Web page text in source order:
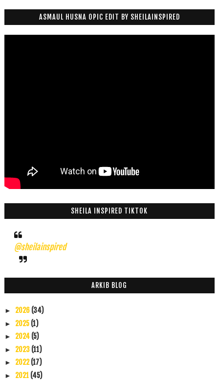
ASMAUL HUSNA OPIC EDIT BY SHEILAINSPIRED
SHEILA INSPIRED TIKTOK
@sheilainspired
ARKIB BLOG
► 2026 (34)
► 2025 (1)
► 2024 (5)
► 2023 (11)
► 2022(17)
► 2021 (45)